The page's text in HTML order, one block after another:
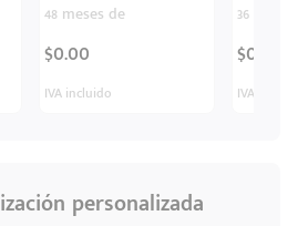
48 meses de
$0.00
IVA incluido
36
$0.00
IVA
personalizada